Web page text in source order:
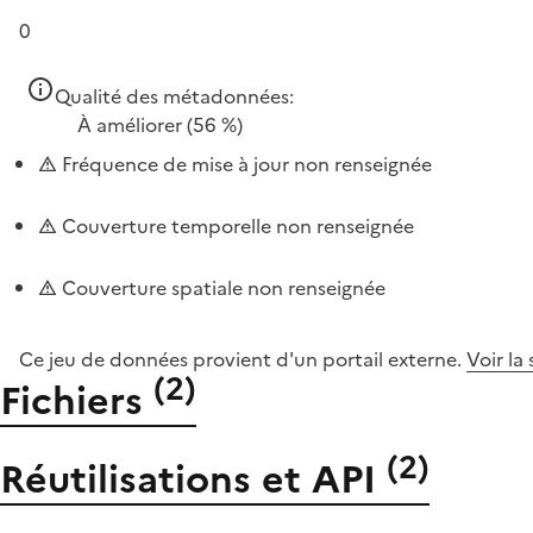
0
Qualité des métadonnées:
À améliorer(56 %)
Fréquence de mise à jour non renseignée
Couverture temporelle non renseignée
Couverture spatiale non renseignée
Ce jeu de données provient d'un portail externe. Voir la
Fichiers (2)
Réutilisations et API (2)